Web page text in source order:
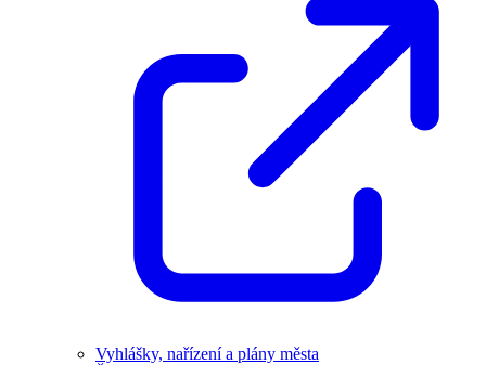
Vyhlášky, nařízení a plány města